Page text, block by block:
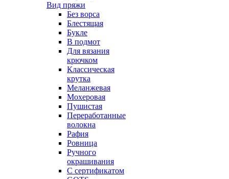
Вид пряжи
Без ворса
Блестящая
Букле
В подмот
Для вязания
крючком
Классическая
крутка
Меланжевая
Мохеровая
Пушистая
Переработанные
волокна
Рафия
Ровница
Ручного
окрашивания
С сертификатом